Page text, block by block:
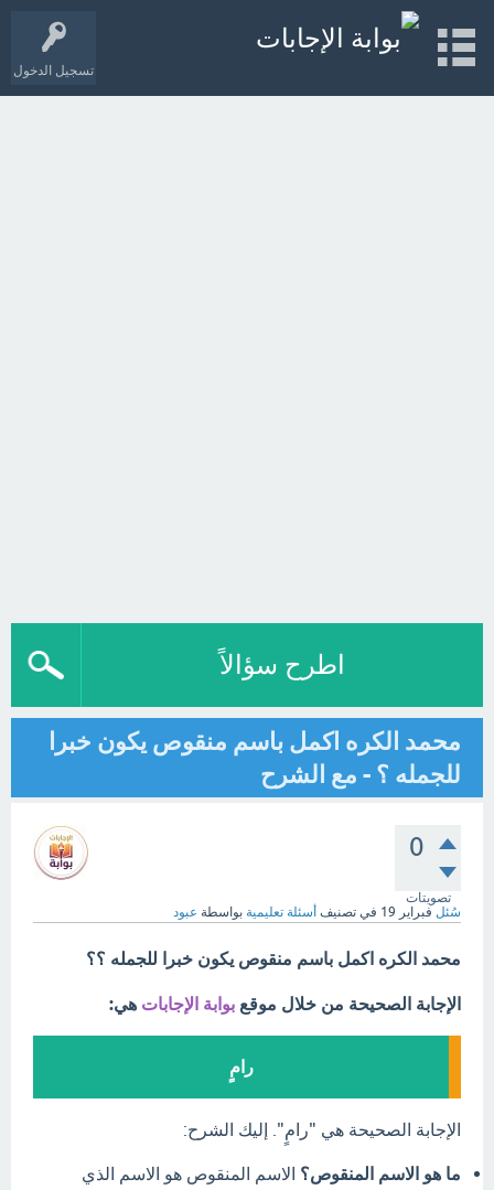
تسجيل الدخول
اطرح سؤالاً
محمد الكره اكمل باسم منقوص يكون خبرا
للجمله ؟ - مع الشرح
0
تصويتات
سُئل فبراير 19 في تصنيف أسئلة تعليمية بواسطة عبود
محمد الكره اكمل باسم منقوص يكون خبرا للجمله ؟؟
الإجابة الصحيحة من خلال موقع بوابة الإجابات هي:
رامٍ
الإجابة الصحيحة هي "رامٍ". إليك الشرح:
ما هو الاسم المنقوص؟ الاسم المنقوص هو الاسم الذي